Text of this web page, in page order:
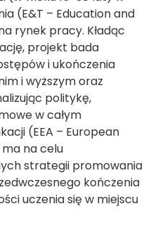
(E&T – Education and
rynek pracy. Kładąc
projekt bada
i ukończenia
i wyższym oraz
politykę,
w całym
(EEA – European
ma na celu
strategii promowania
kończenia
uczenia się w miejscu